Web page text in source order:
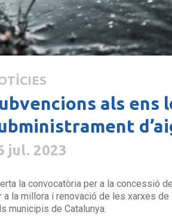
als ens
jul. 2023
la convocatòria per a la concessió
a la millora i renovació de les xarxes
municipis de Catalunya.